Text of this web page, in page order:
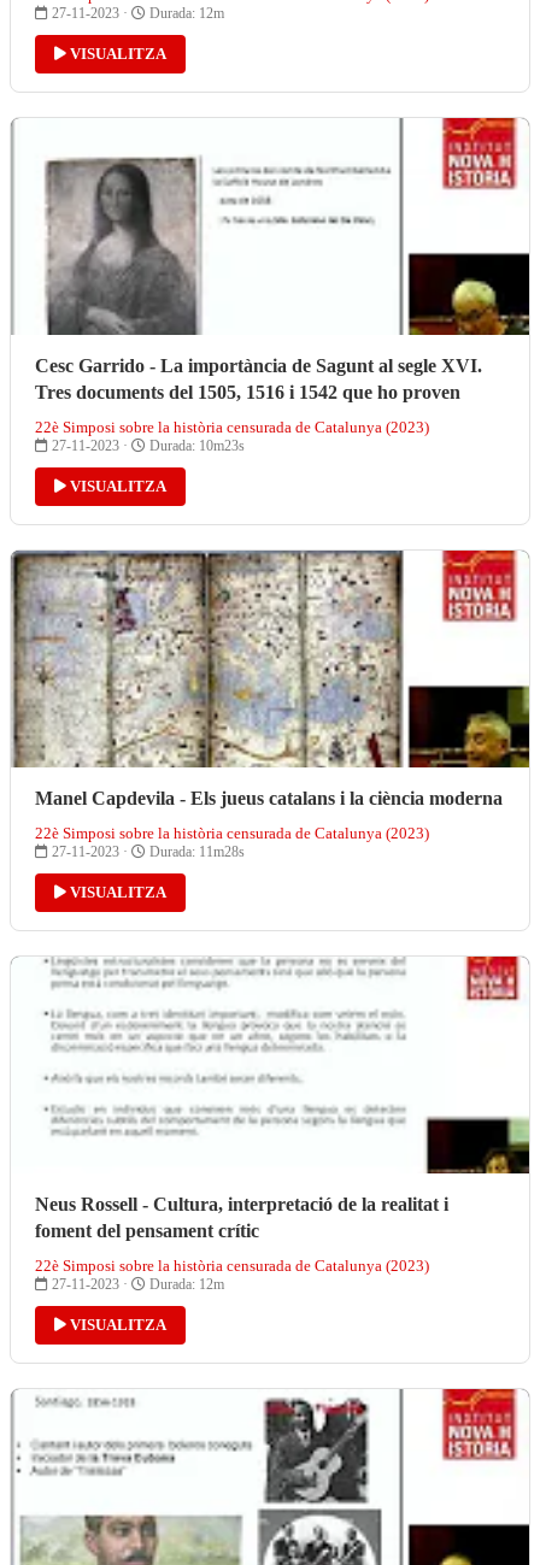
27-11-2023 · Durada: 12m
VISUALITZA
Cesc Garrido - La importància de Sagunt al segle XVI.
Tres documents del 1505, 1516 i 1542 que ho proven
22è Simposi sobre la història censurada de Catalunya (2023)
27-11-2023 · Durada: 10m23s
VISUALITZA
Manel Capdevila - Els jueus catalans i la ciència moderna
22è Simposi sobre la història censurada de Catalunya (2023)
27-11-2023 · Durada: 11m28s
VISUALITZA
Neus Rossell - Cultura, interpretació de la realitat i
foment del pensament crític
22è Simposi sobre la història censurada de Catalunya (2023)
27-11-2023 · Durada: 12m
VISUALITZA